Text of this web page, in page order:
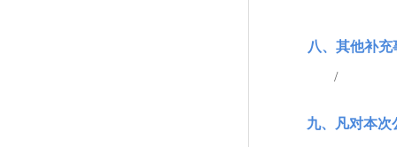
八、其他补充
/
九、凡对本次